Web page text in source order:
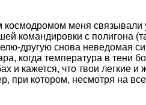
космодромом меня
командировки с полигона
другую снова неведомая
когда температура в тени
и кажется, что твои легкие
при котором, несмотря на